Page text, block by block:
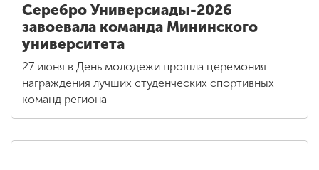
Серебро Универсиады-2026
завоевала команда Мининского
университета
27 июня в День молодежи прошла церемония
награждения лучших студенческих спортивных
команд региона